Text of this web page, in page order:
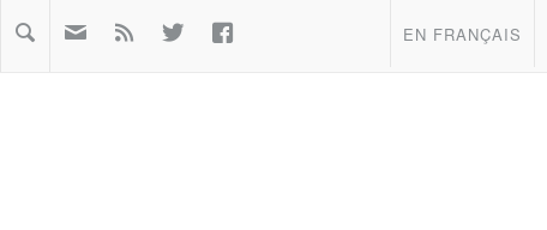
EN FRANÇAIS
  